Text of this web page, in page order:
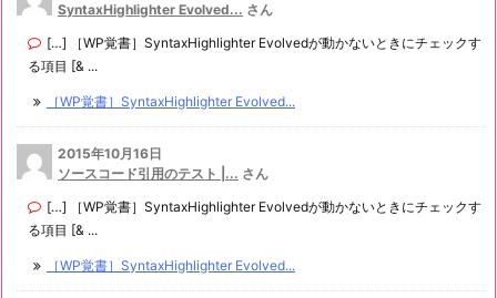
SyntaxHighlighter Evolved... さん
[…] ［WP覚書］SyntaxHighlighter Evolvedが動かないときにチェックす
る項目 [& ...
［WP覚書］SyntaxHighlighter Evolved...
2015年10月16日
ソースコード引用のテスト |... さん
[…] ［WP覚書］SyntaxHighlighter Evolvedが動かないときにチェックす
る項目 [& ...
［WP覚書］SyntaxHighlighter Evolved...